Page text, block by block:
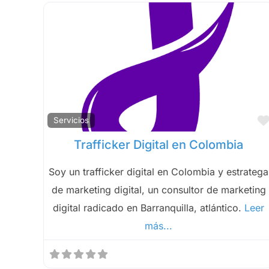
Servicios
Trafficker Digital en Colombia
Soy un trafficker digital en Colombia y estratega
de marketing digital, un consultor de marketing
digital radicado en Barranquilla, atlántico. Leer
más...